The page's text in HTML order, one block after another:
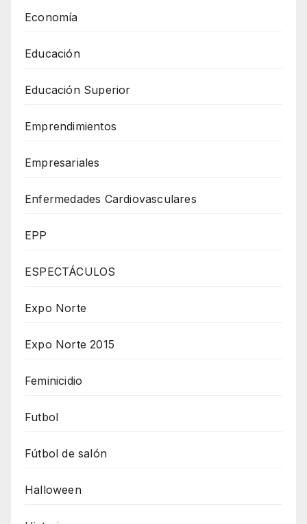
Economía
Educación
Educación Superior
Emprendimientos
Empresariales
Enfermedades Cardiovasculares
EPP
ESPECTÁCULOS
Expo Norte
Expo Norte 2015
Feminicidio
Futbol
Fútbol de salón
Halloween